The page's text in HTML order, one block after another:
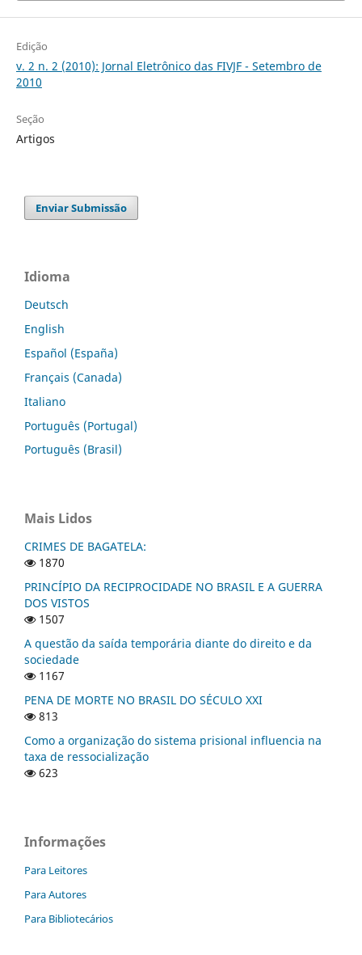
Edição
v. 2 n. 2 (2010): Jornal Eletrônico das FIVJF - Setembro de
2010
Seção
Artigos
Enviar Submissão
Idioma
Deutsch
English
Español (España)
Français (Canada)
Italiano
Português (Portugal)
Português (Brasil)
Mais Lidos
CRIMES DE BAGATELA:
1870
PRINCÍPIO DA RECIPROCIDADE NO BRASIL E A GUERRA
DOS VISTOS
1507
A questão da saída temporária diante do direito e da
sociedade
1167
PENA DE MORTE NO BRASIL DO SÉCULO XXI
813
Como a organização do sistema prisional influencia na
taxa de ressocialização
623
Informações
Para Leitores
Para Autores
Para Bibliotecários